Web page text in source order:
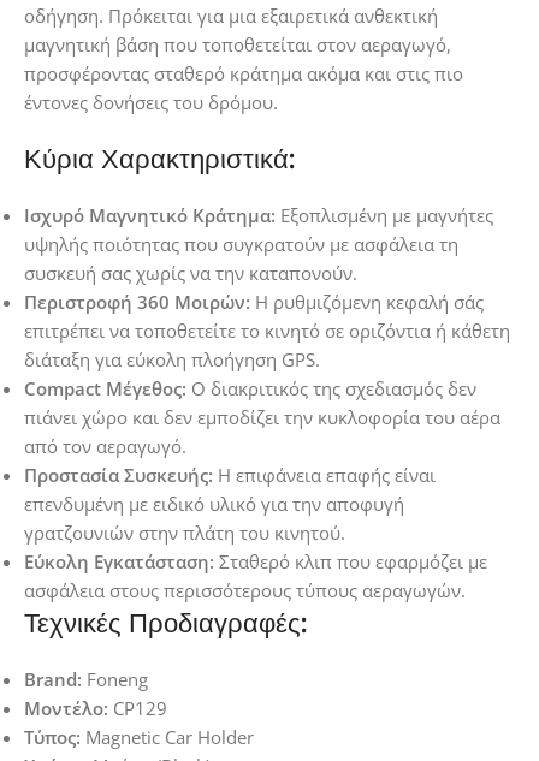
οδήγηση. Πρόκειται για μια εξαιρετικά ανθεκτική
μαγνητική βάση που τοποθετείται στον αεραγωγό,
προσφέροντας σταθερό κράτημα ακόμα και στις πιο
έντονες δονήσεις του δρόμου.
Κύρια Χαρακτηριστικά:
Ισχυρό Μαγνητικό Κράτημα: Εξοπλισμένη με μαγνήτες
υψηλής ποιότητας που συγκρατούν με ασφάλεια τη
συσκευή σας χωρίς να την καταπονούν.
Περιστροφή 360 Μοιρών: Η ρυθμιζόμενη κεφαλή σάς
επιτρέπει να τοποθετείτε το κινητό σε οριζόντια ή κάθετη
διάταξη για εύκολη πλοήγηση GPS.
Compact Μέγεθος: Ο διακριτικός της σχεδιασμός δεν
πιάνει χώρο και δεν εμποδίζει την κυκλοφορία του αέρα
από τον αεραγωγό.
Προστασία Συσκευής: Η επιφάνεια επαφής είναι
επενδυμένη με ειδικό υλικό για την αποφυγή
γρατζουνιών στην πλάτη του κινητού.
Εύκολη Εγκατάσταση: Σταθερό κλιπ που εφαρμόζει με
ασφάλεια στους περισσότερους τύπους αεραγωγών.
Τεχνικές Προδιαγραφές:
Brand: Foneng
Μοντέλο: CP129
Τύπος: Magnetic Car Holder